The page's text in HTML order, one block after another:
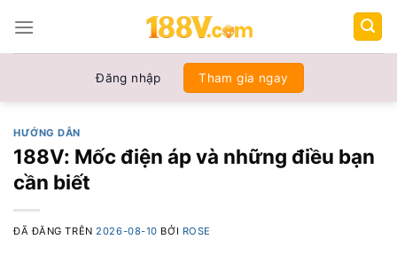
đến
nội
Đăng nhập Tham gia ngay
HƯỚNG DẪN
188V: Mốc điện áp và những điều bạn
cần biết
ĐÃ ĐĂNG TRÊN 2026-08-10 BỞI ROSE